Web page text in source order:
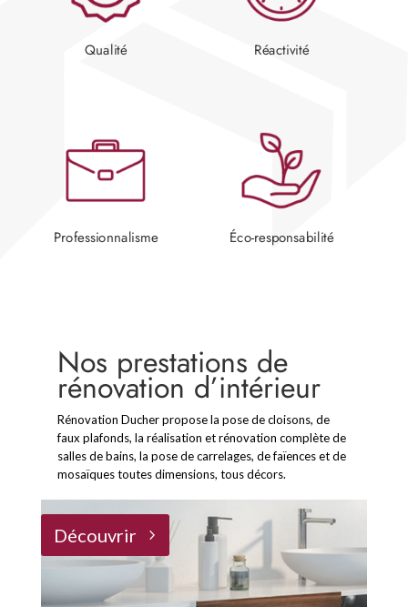
Qualité Réactivité
Professionnalisme Éco-responsabilité
Nos prestations de
rénovation d’intérieur
Rénovation Ducher propose la pose de cloisons, de
faux plafonds, la réalisation et rénovation complète de
salles de bains, la pose de carrelages, de faïences et de
mosaïques toutes dimensions, tous décors.
Découvrir